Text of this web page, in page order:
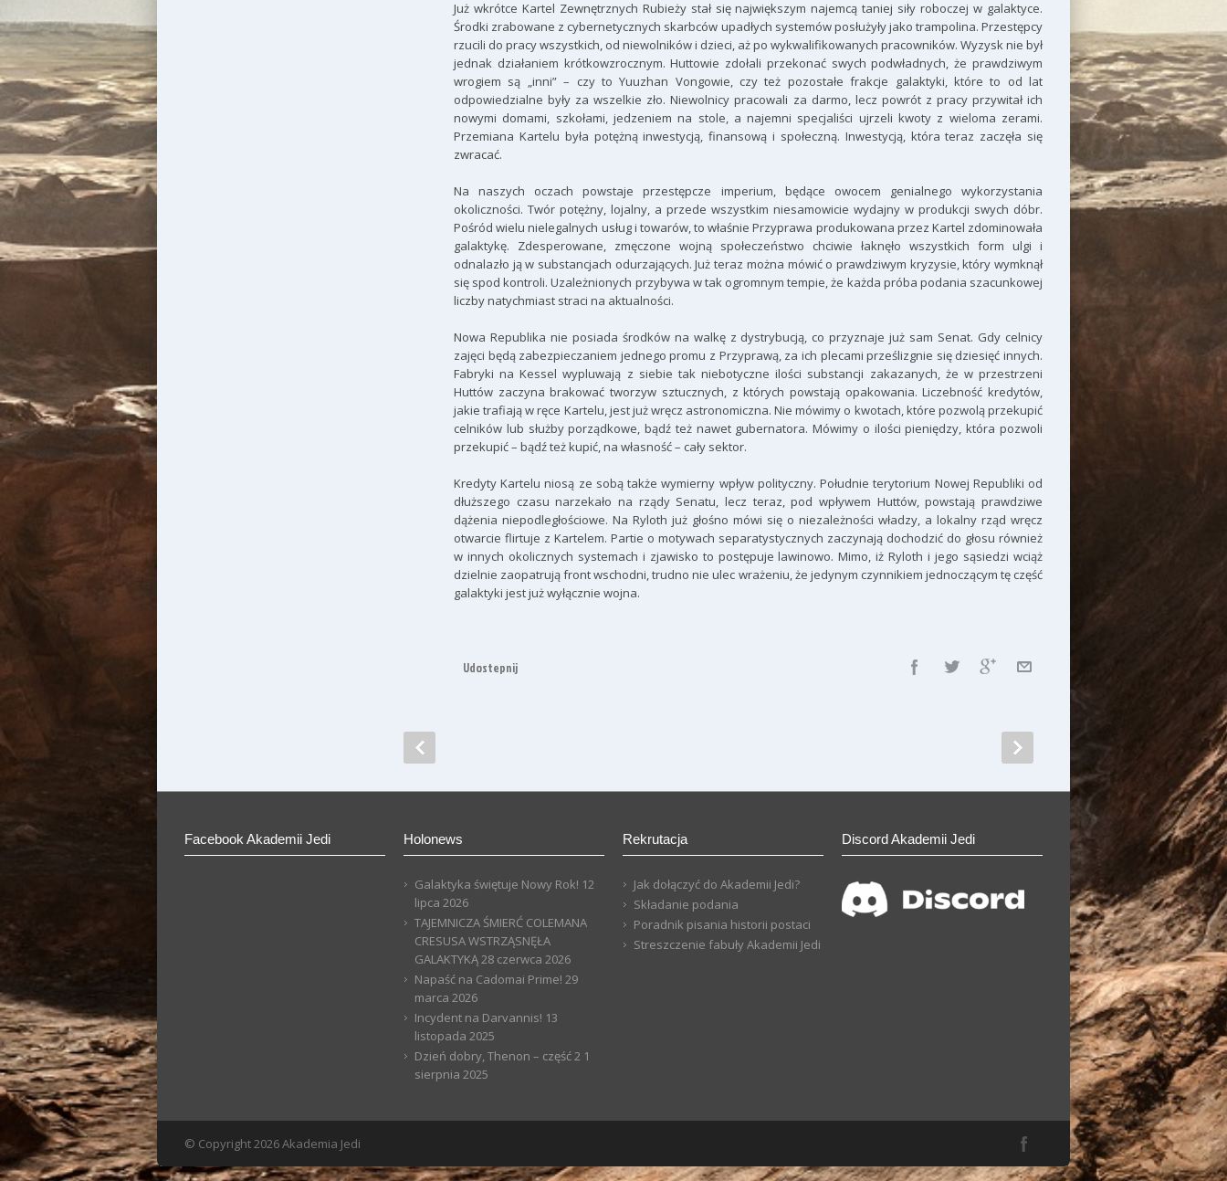
Już wkrótce Kartel Zewnętrznych Rubieży stał się największym najemcą taniej siły roboczej w galaktyce.
Środki zrabowane z cybernetycznych skarbców upadłych systemów posłużyły jako trampolina. Przestępcy
rzucili do pracy wszystkich, od niewolników i dzieci, aż po wykwalifikowanych pracowników. Wyzysk nie był
jednak działaniem krótkowzrocznym. Huttowie zdołali przekonać swych podwładnych, że prawdziwym
wrogiem są „inni” – czy to Yuuzhan Vongowie, czy też pozostałe frakcje galaktyki, które to od lat
odpowiedzialne były za wszelkie zło. Niewolnicy pracowali za darmo, lecz powrót z pracy przywitał ich
nowymi domami, szkołami, jedzeniem na stole, a najemni specjaliści ujrzeli kwoty z wieloma zerami.
Przemiana Kartelu była potężną inwestycją, finansową i społeczną. Inwestycją, która teraz zaczęła się
zwracać.
Na naszych oczach powstaje przestępcze imperium, będące owocem genialnego wykorzystania
okoliczności. Twór potężny, lojalny, a przede wszystkim niesamowicie wydajny w produkcji swych dóbr.
Pośród wielu nielegalnych usług i towarów, to właśnie Przyprawa produkowana przez Kartel zdominowała
galaktykę. Zdesperowane, zmęczone wojną społeczeństwo chciwie łaknęło wszystkich form ulgi i
odnalazło ją w substancjach odurzających. Już teraz można mówić o prawdziwym kryzysie, który wymknął
się spod kontroli. Uzależnionych przybywa w tak ogromnym tempie, że każda próba podania szacunkowej
liczby natychmiast straci na aktualności.
Nowa Republika nie posiada środków na walkę z dystrybucją, co przyznaje już sam Senat. Gdy celnicy
zajęci będą zabezpieczaniem jednego promu z Przyprawą, za ich plecami prześlizgnie się dziesięć innych.
Fabryki na Kessel wypluwają z siebie tak niebotyczne ilości substancji zakazanych, że w przestrzeni
Huttów zaczyna brakować tworzyw sztucznych, z których powstają opakowania. Liczebność kredytów,
jakie trafiają w ręce Kartelu, jest już wręcz astronomiczna. Nie mówimy o kwotach, które pozwolą przekupić
celników lub służby porządkowe, bądź też nawet gubernatora. Mówimy o ilości pieniędzy, która pozwoli
przekupić – bądź też kupić, na własność – cały sektor.
Kredyty Kartelu niosą ze sobą także wymierny wpływ polityczny. Południe terytorium Nowej Republiki od
dłuższego czasu narzekało na rządy Senatu, lecz teraz, pod wpływem Huttów, powstają prawdziwe
dążenia niepodległościowe. Na Ryloth już głośno mówi się o niezależności władzy, a lokalny rząd wręcz
otwarcie flirtuje z Kartelem. Partie o motywach separatystycznych zaczynają dochodzić do głosu również
w innych okolicznych systemach i zjawisko to postępuje lawinowo. Mimo, iż Ryloth i jego sąsiedzi wciąż
dzielnie zaopatrują front wschodni, trudno nie ulec wrażeniu, że jedynym czynnikiem jednoczącym tę część
galaktyki jest już wyłącznie wojna.
Udostepnij
Facebook Akademii Jedi Holonews
Galaktyka świętuje Nowy Rok! 12
lipca 2026
TAJEMNICZA ŚMIERĆ COLEMANA
CRESUSA WSTRZĄSNĘŁA
GALAKTYKĄ28 czerwca 2026
Napaść na Cadomai Prime! 29
marca 2026
Incydent na Darvannis! 13
listopada 2025
Dzień dobry, Thenon – część 2 1
sierpnia 2025
Rekrutacja
Jak dołączyć do Akademii Jedi?
Składanie podania
Poradnik pisania historii postaci
Streszczenie fabuły Akademii Jedi
Discord Akademii Jedi
© Copyright 2026 Akademia Jedi